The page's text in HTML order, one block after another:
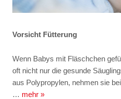
Vorsicht Fütterung
Wenn Babys mit Fläschchen
oft nicht nur die gesunde
aus Polypropylen, nehmen sie
… mehr »